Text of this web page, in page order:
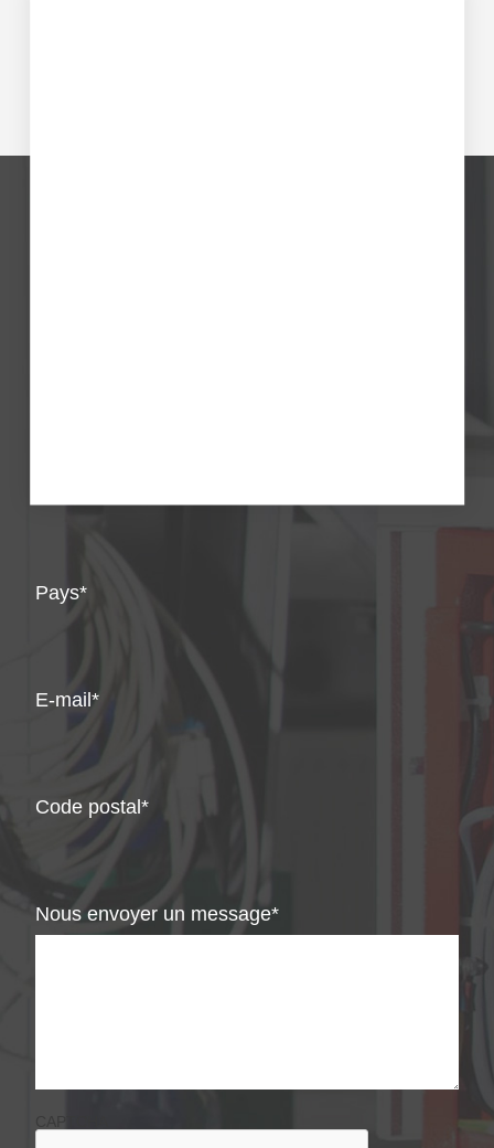
Pays
E-mail
Code postal
Nous envoyer un message